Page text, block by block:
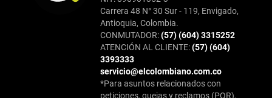
Carrera 48 N° 30 Sur - 119, Envigado,
Antioquia, Colombia.
CONMUTADOR:(57) (604) 3315252
ATENCIÓN AL CLIENTE:(57) (604)
3393333
servicio@elcolombiano.com.co
*Para asuntos relacionados con
peticiones, quejas y reclamos (PQR),